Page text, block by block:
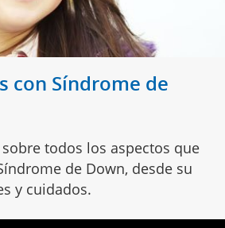
con Síndrome de
todos los aspectos que
de Down, desde su
y cuidados.